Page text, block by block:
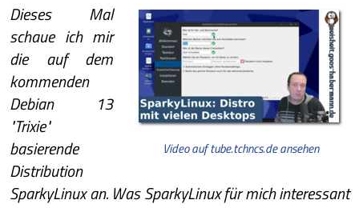
Video auf tube.tchncs.de ansehen
Dieses Mal
schaue ich mir
die auf dem
kommenden
Debian 13
"Trixie"
basierende
Distribution
SparkyLinux an. Was SparkyLinux für mich interessant